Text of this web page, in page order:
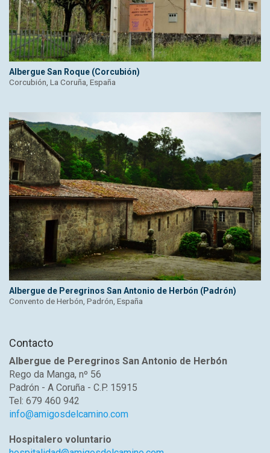
Albergue San Roque (Corcubión)
Corcubión, La Coruña, España
Albergue de Peregrinos San Antonio de Herbón (Padrón)
Convento de Herbón, Padrón, España
Contacto
Albergue de Peregrinos San Antonio de Herbón
Rego da Manga, nº 56
Padrón - A Coruña - C.P. 15915
Tel: 679 460 942
info@amigosdelcamino.com
Hospitalero voluntario